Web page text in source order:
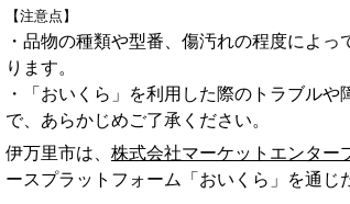
【注意点】
・品物の種類や型番、傷汚れの程度によ
ります。
・「おいくら」を利用した際のトラブル
で、あらかじめご了承ください。
伊万里市は、 株式会社マーケットエンター
ースプラットフォーム「おいくら」を通じ